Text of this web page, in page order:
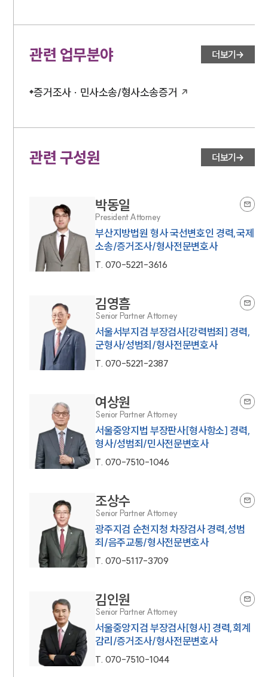
관련 업무분야 더보기
증거조사 · 민사소송/형사소송증거
관련 구성원 더보기
박동일
President Attorney
부산지방법원 형사 국선변호인 경력,국제
소송/증거조사/형사전문변호사
T. 070-5221-3616
김영흠
Senior Partner Attorney
서울서부지검 부장검사[강력범죄] 경력,
군형사/성범죄/형사전문변호사
T. 070-5221-2387
여상원
Senior Partner Attorney
서울중앙지법 부장판사[형사항소] 경력,
형사/성범죄/민사전문변호사
T. 070-7510-1046
조상수
Senior Partner Attorney
광주지검 순천지청 차장검사 경력,성범
죄/음주교통/형사전문변호사
T. 070-5117-3709
김인원
Senior Partner Attorney
서울중앙지검 부장검사[형사] 경력,회계
감리/증거조사/형사전문변호사
T. 070-7510-1044